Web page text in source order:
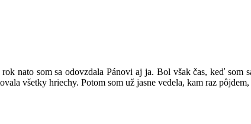
nato som sa odovzdala Pánovi aj ja. Bol však čas, keď
všetky hriechy. Potom som už jasne vedela, kam raz